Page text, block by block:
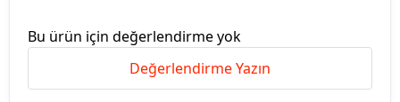
Bu ürün için değerlendirme yok
Değerlendirme Yazın